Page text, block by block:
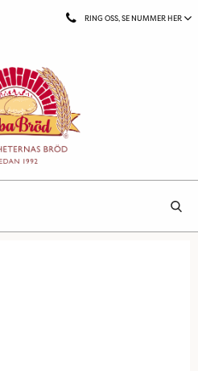
RING OSS, SE NUMMER HER